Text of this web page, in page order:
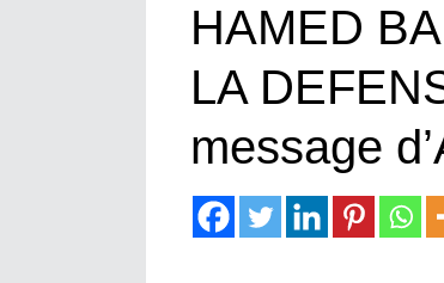
HAMED
LA
message